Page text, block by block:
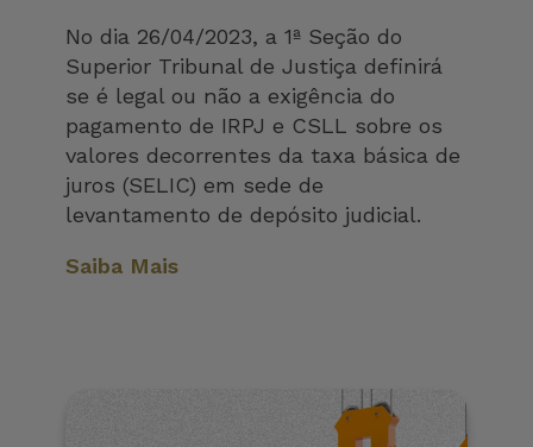
No dia 26/04/2023, a 1ª Seção do
Superior Tribunal de Justiça definirá
se é legal ou não a exigência do
pagamento de IRPJ e CSLL sobre os
valores decorrentes da taxa básica de
juros (SELIC) em sede de
levantamento de depósito judicial.
Saiba Mais